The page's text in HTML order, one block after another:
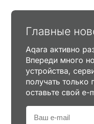
Главные
Aqara активно
Впереди много
устройства,
получать
оставьте свой e-